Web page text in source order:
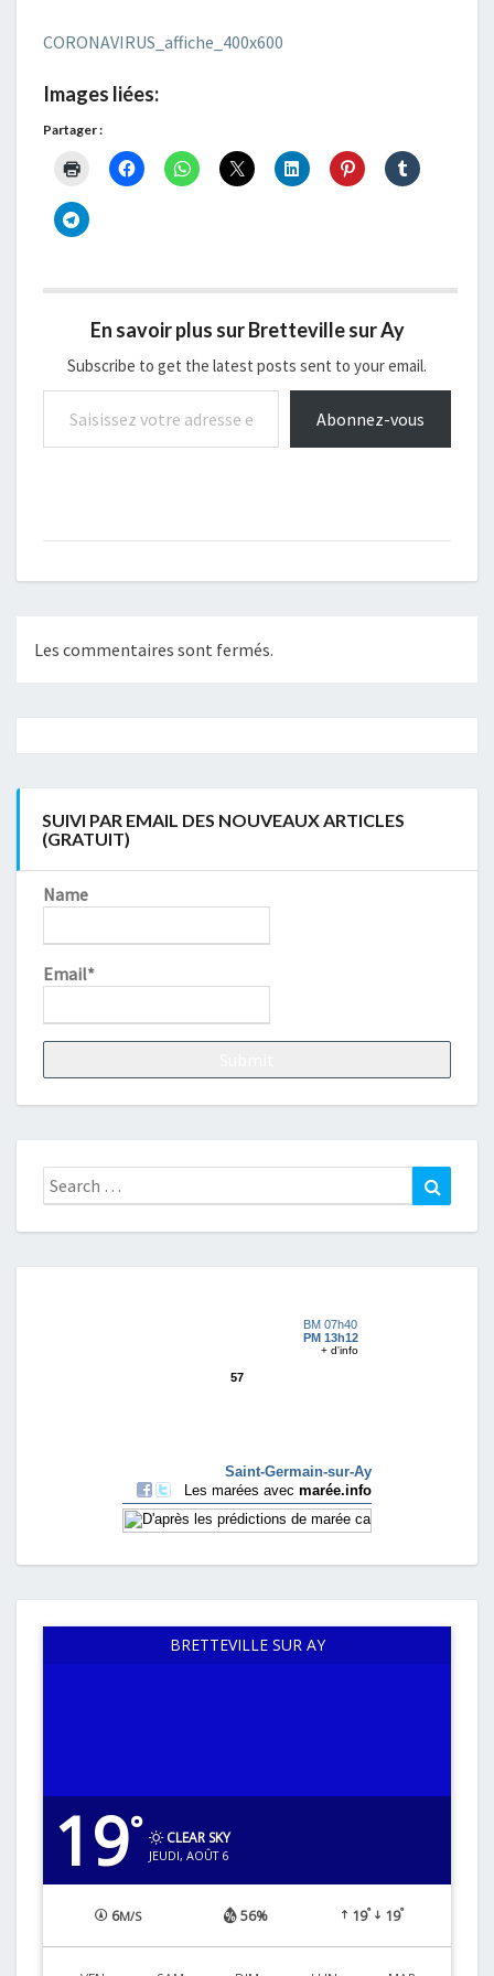
CORONAVIRUS_affiche_400x600
Images liées:
Partager :
En savoir plus sur Bretteville sur Ay
Subscribe to get the latest posts sent to your email.
Saisissez votre adresse e-mail…
Abonnez-vous
Les commentaires sont fermés.
article
SUIVI PAR EMAIL DES NOUVEAUX ARTICLES
(GRATUIT)
Name
Email*
Search
for:
BRETTEVILLE SUR AY
19° CLEAR SKY
JEUDI, AOÛT 6
6M/S 56% 19° 19°